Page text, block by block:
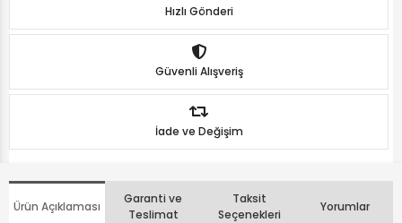
Hızlı Gönderi
Güvenli Alışveriş
İade ve Değişim
Ürün Açıklaması
Garanti ve
Teslimat
Taksit
Seçenekleri
Yorumlar